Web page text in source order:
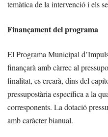
temàtica de la intervenció i els
Finançament del programa
El Programa Municipal
finançarà amb càrrec al
finalitat, es crearà, dins del
pressupostària específica a la
corresponents. La dotació
amb caràcter bianual.